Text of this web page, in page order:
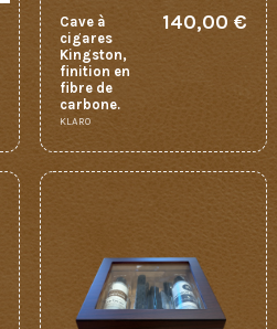
Cave à
cigares
Kingston,
finition en
fibre de
carbone.
KLARO
140,00 €